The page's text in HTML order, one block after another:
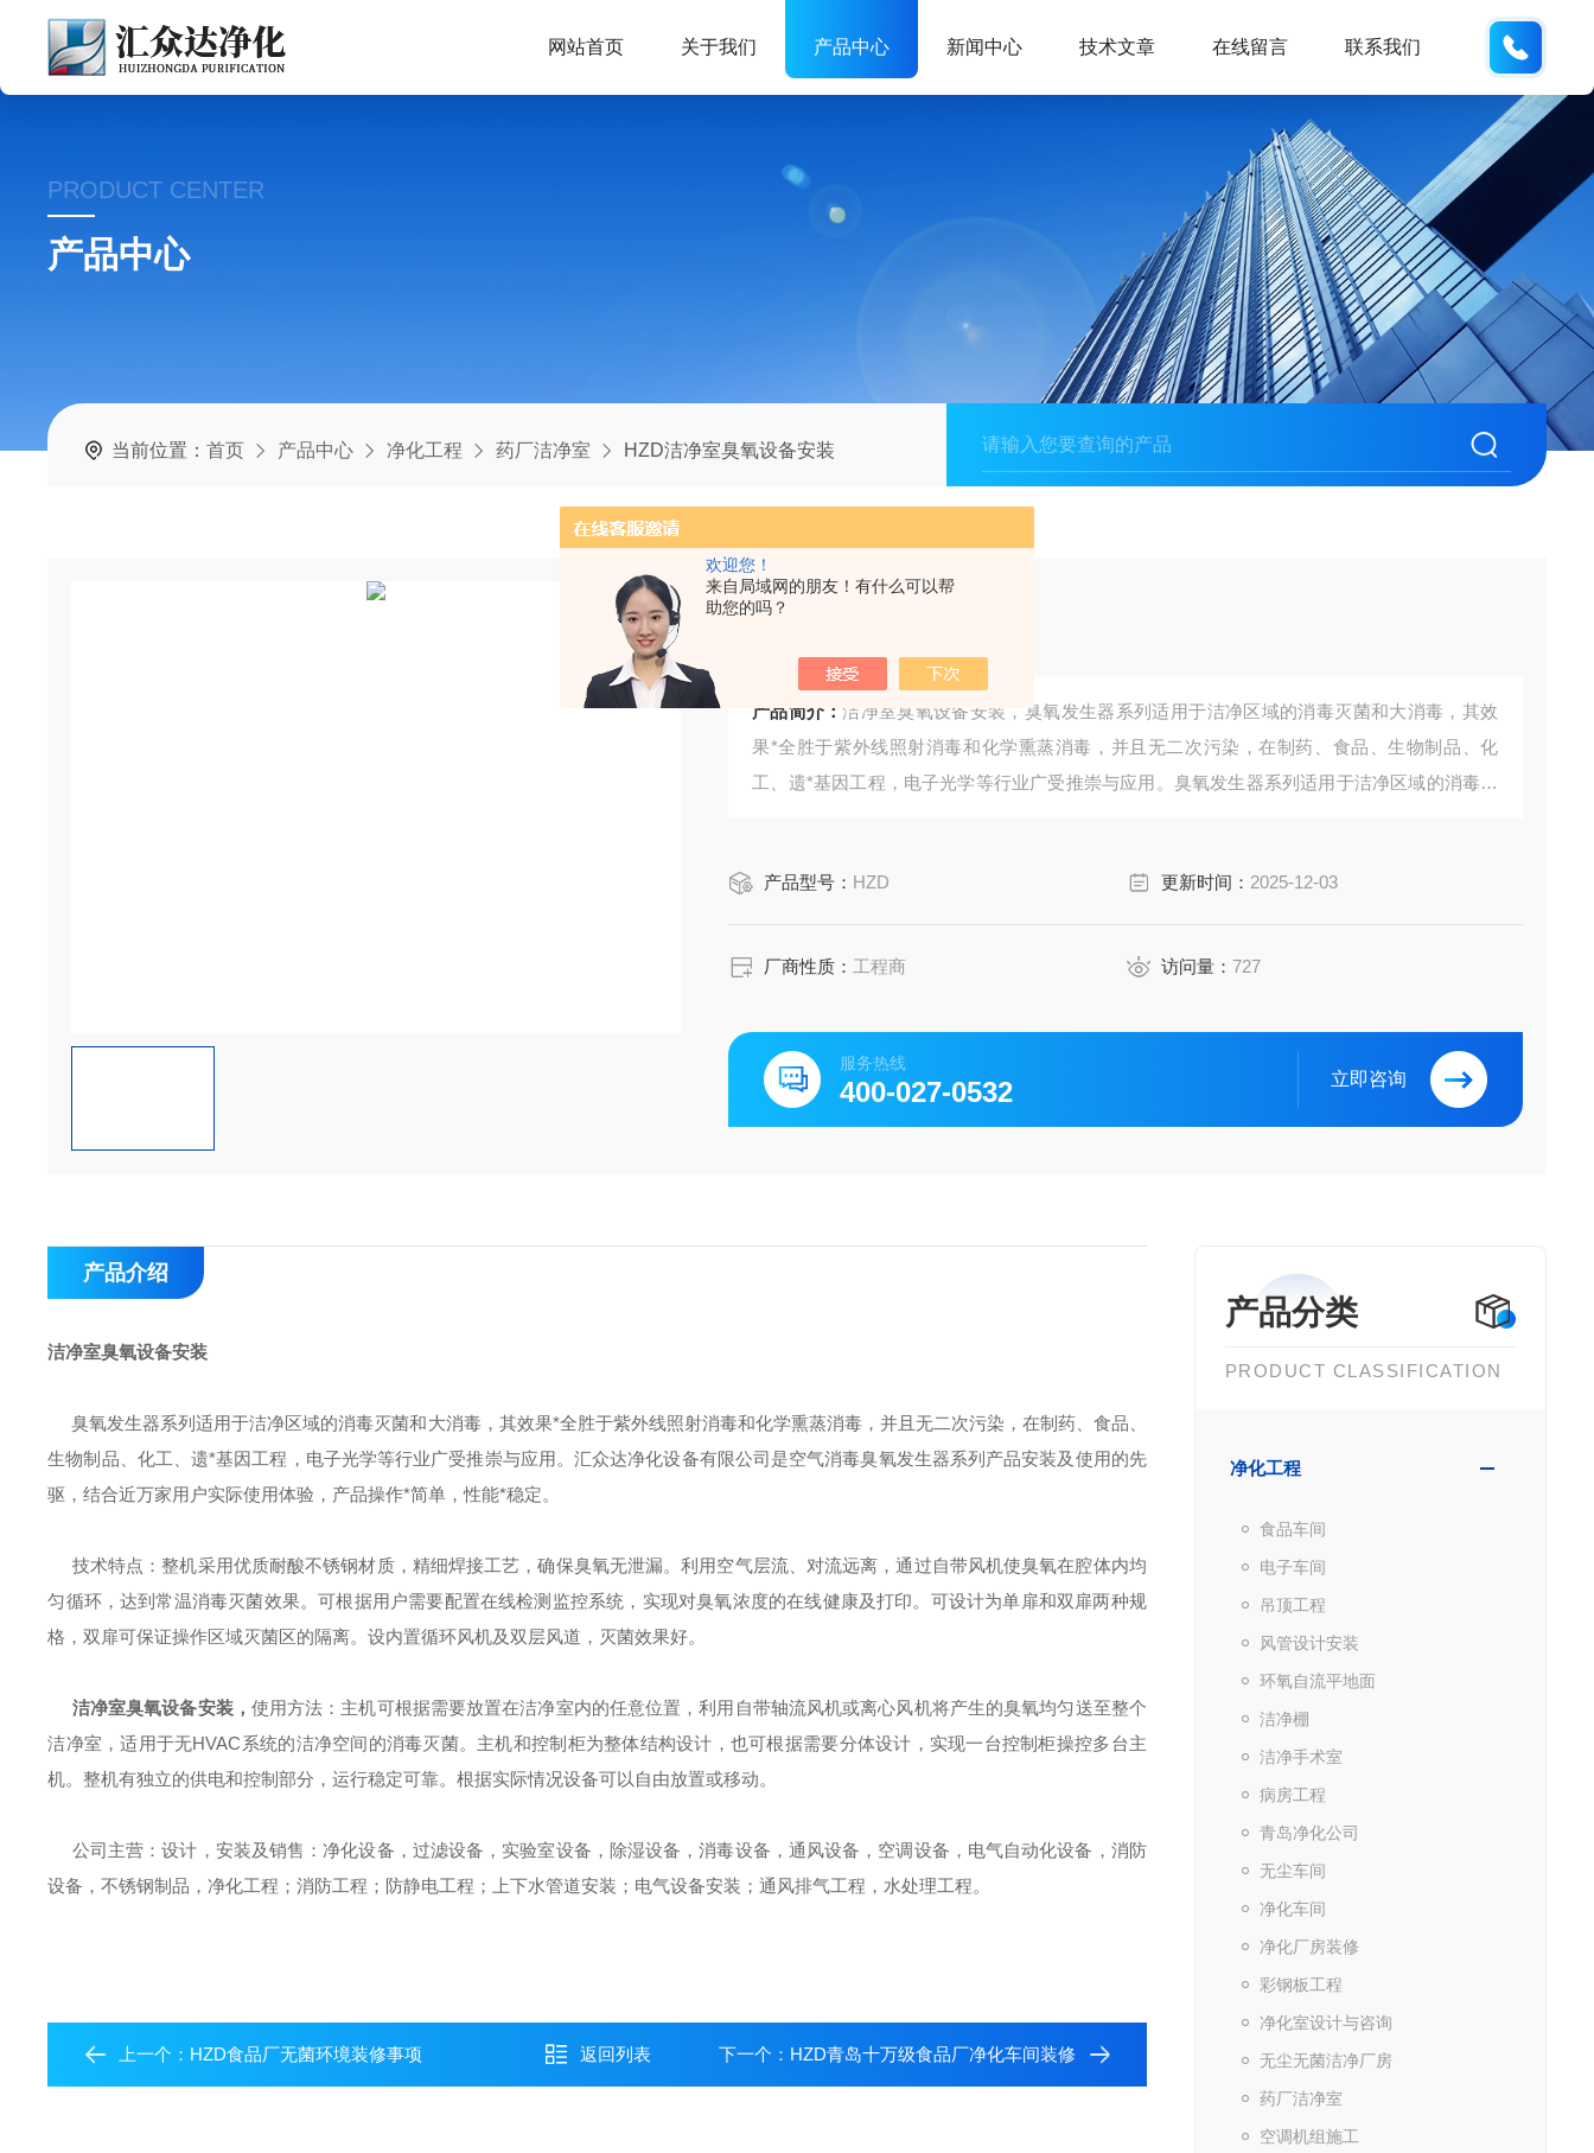
欢迎您！
来自局域网的朋友！有什么可以帮
助您的吗？
网站首页 关于我们 产品中心 新闻中心 技术文章 在线留言 联系我们
PRODUCT CENTER
产品中心
当前位置：首页 产品中心 净化工程 药厂洁净室 HZD洁净室臭氧设备安装
产品简介：洁净室臭氧设备安装，臭氧发生器系列适用于洁净区域的消毒灭菌和大消毒，其效
果*全胜于紫外线照射消毒和化学熏蒸消毒，并且无二次污染，在制药、食品、生物制品、化
工、遗*基因工程，电子光学等行业广受推崇与应用。臭氧发生器系列适用于洁净区域的消毒灭
产品型号： HZD 更新时间： 2025-12-03
厂商性质： 工程商 访问量： 727
服务热线
400-027-0532 立即咨询
产品分类
PRODUCT CLASSIFICATION
净化工程
食品车间
电子车间
吊顶工程
风管设计安装
环氧自流平地面
洁净棚
洁净手术室
病房工程
青岛净化公司
无尘车间
净化车间
净化厂房装修
彩钢板工程
净化室设计与咨询
无尘无菌洁净厂房
药厂洁净室
空调机组施工
产品介绍
洁净室臭氧设备安装
臭氧发生器系列适用于洁净区域的消毒灭菌和大消毒，其效果*全胜于紫外线照射消毒和化学熏蒸消毒，并且无二次污染，在制药、食品、
生物制品、化工、遗*基因工程，电子光学等行业广受推崇与应用。汇众达净化设备有限公司是空气消毒臭氧发生器系列产品安装及使用的先
驱，结合近万家用户实际使用体验，产品操作*简单，性能*稳定。
技术特点：整机采用优质耐酸不锈钢材质，精细焊接工艺，确保臭氧无泄漏。利用空气层流、对流远离，通过自带风机使臭氧在腔体内均
匀循环，达到常温消毒灭菌效果。可根据用户需要配置在线检测监控系统，实现对臭氧浓度的在线健康及打印。可设计为单扉和双扉两种规
格，双扉可保证操作区域灭菌区的隔离。设内置循环风机及双层风道，灭菌效果好。
洁净室臭氧设备安装， 使用方法：主机可根据需要放置在洁净室内的任意位置，利用自带轴流风机或离心风机将产生的臭氧均匀送至整个
洁净室，适用于无HVAC系统的洁净空间的消毒灭菌。主机和控制柜为整体结构设计，也可根据需要分体设计，实现一台控制柜操控多台主
机。整机有独立的供电和控制部分，运行稳定可靠。根据实际情况设备可以自由放置或移动。
公司主营：设计，安装及销售：净化设备，过滤设备，实验室设备，除湿设备，消毒设备，通风设备，空调设备，电气自动化设备，消防
设备，不锈钢制品，净化工程；消防工程；防静电工程；上下水管道安装；电气设备安装；通风排气工程，水处理工程。
上一个： HZD食品厂无菌环境装修事项 返回列表 下一个： HZD青岛十万级食品厂净化车间装修